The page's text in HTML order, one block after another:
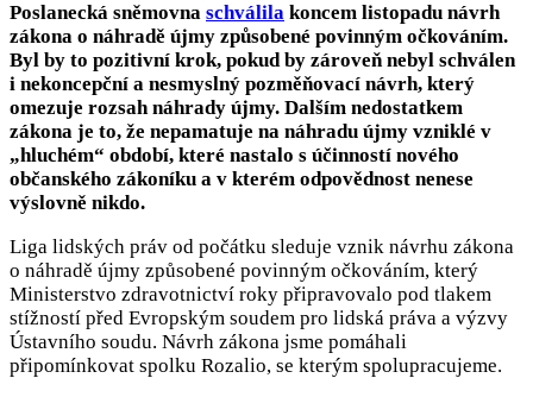
Poslanecká sněmovna schválila koncem listopadu návrh
zákona o náhradě újmy způsobené povinným očkováním.
Byl by to pozitivní krok, pokud by zároveň nebyl schválen
i nekoncepční a nesmyslný pozměňovací návrh, který
omezuje rozsah náhrady újmy. Dalším nedostatkem
zákona je to, že nepamatuje na náhradu újmy vzniklé v
„hluchém“ období, které nastalo s účinností nového
občanského zákoníku a v kterém odpovědnost nenese
výslovně nikdo.
Liga lidských práv od počátku sleduje vznik návrhu zákona
o náhradě újmy způsobené povinným očkováním, který
Ministerstvo zdravotnictví roky připravovalo pod tlakem
stížností před Evropským soudem pro lidská práva a výzvy
Ústavního soudu. Návrh zákona jsme pomáhali
připomínkovat spolku Rozalio, se kterým spolupracujeme.